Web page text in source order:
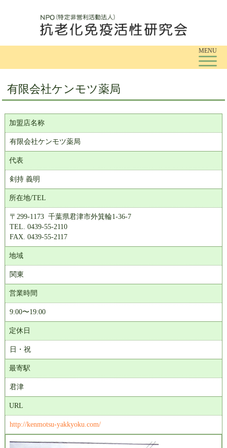
MENU
有限会社ケンモツ薬局
加盟店名称
有限会社ケンモツ薬局
代表
剣持 義明
所在地/TEL
〒299-1173 千葉県君津市外箕輪1-36-7
TEL. 0439-55-2110
FAX. 0439-55-2117
地域
関東
営業時間
9:00〜19:00
定休日
日・祝
最寄駅
君津
URL
http://kenmotsu-yakkyoku.com/